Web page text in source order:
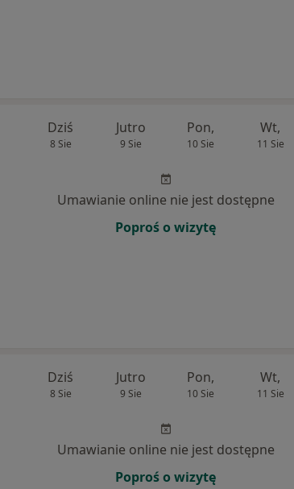
Dziś
8 Sie
Jutro
9 Sie
Pon,
10 Sie
Wt,
11 Sie
Umawianie online nie jest dostępne
Poproś o wizytę
Dziś
8 Sie
Jutro
9 Sie
Pon,
10 Sie
Wt,
11 Sie
Umawianie online nie jest dostępne
Poproś o wizytę